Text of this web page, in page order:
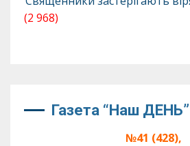
(2 968)
Газета “Наш
№41 (428),